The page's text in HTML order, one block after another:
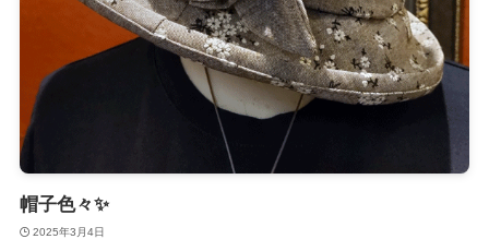
帽子色々✨
2025年3月4日